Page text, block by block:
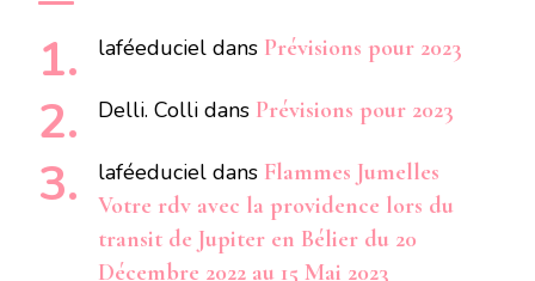
laféeduciel dans Prévisions pour 2023
Delli. Colli dans Prévisions pour 2023
laféeduciel dans Flammes Jumelles
Votre rdv avec la providence lors du
transit de Jupiter en Bélier du 20
Décembre 2022 au 15 Mai 2023